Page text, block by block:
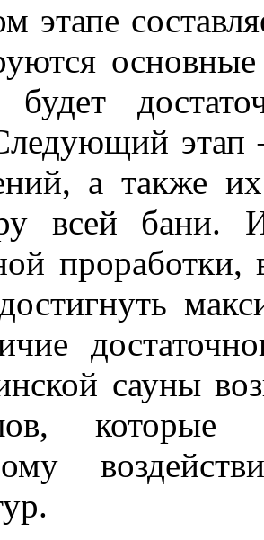
этапе
будет
этап
а также
всей бани.
проработки,
сауны